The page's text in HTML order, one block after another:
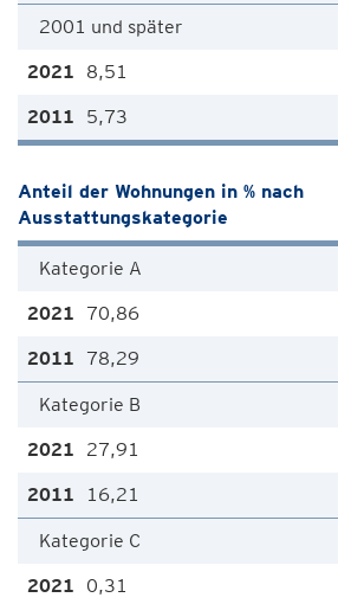
2001 und später
8,51
5,73
Anteil der Wohnungen in % nach
Ausstattungskategorie
Kategorie A
70,86
78,29
Kategorie B
27,91
16,21
Kategorie C
0,31